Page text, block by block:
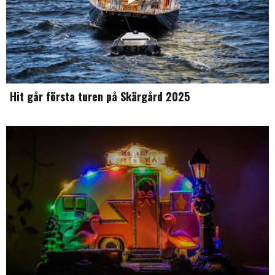
Hit går första turen på Skärgård 2025